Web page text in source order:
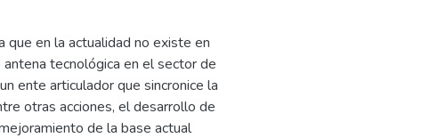
que en la actualidad no existe en
tecnológica en el sector de
ente articulador que sincronice la
otras acciones, el desarrollo de
de la base actual